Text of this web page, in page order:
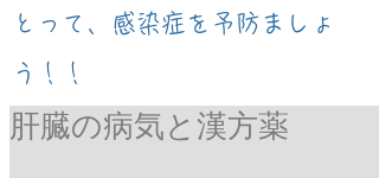
とって、感染症を予防ましょ
う！！
肝臓の病気と漢方薬